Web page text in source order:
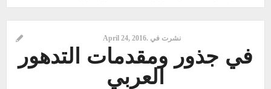
نشرت في .April 24, 2016
في جذور ومقدمات التدهور
العربي